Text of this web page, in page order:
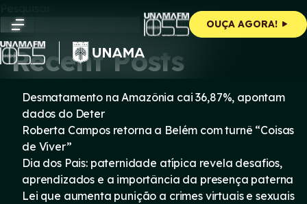
content
OUÇA AGORA!
Pesquisar
Pesquisar
Recent Posts
Desmatamento na Amazônia cai 36,87%, apontam
dados do Deter
Roberta Campos retorna a Belém com turnê “Coisas
de Viver”
Dia dos Pais: paternidade atípica revela desafios,
aprendizados e a importância da presença paterna
Lei que aumenta punição a crimes virtuais e sexuais